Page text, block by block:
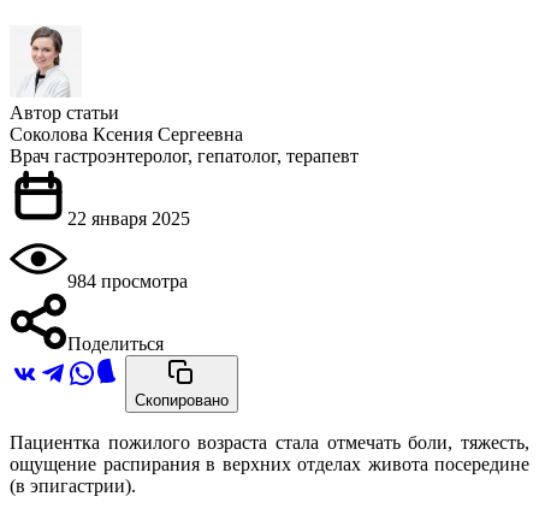
Автор статьи
Соколова Ксения Сергеевна
Врач гастроэнтеролог, гепатолог, терапевт
22 января 2025
984 просмотра
Поделиться
Скопировано
Пациентка пожилого возраста стала отмечать боли, тяжесть,
ощущение распирания в верхних отделах живота посередине
(в эпигастрии).